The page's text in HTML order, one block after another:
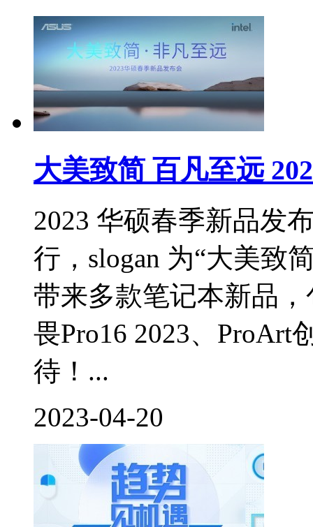
大美致简 百凡至远
2023 华硕春季新品发
行，slogan 为“大美致
带来多款笔记本新品
畏Pro16 2023、ProArt
待！...
2023-04-20